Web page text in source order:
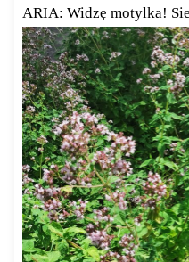
ARIA: Widzę motylka!